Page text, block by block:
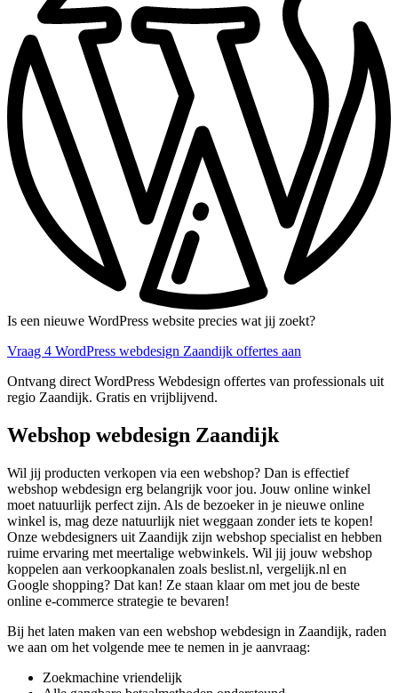
Is een nieuwe WordPress website precies wat jij zoekt?
Vraag 4 WordPress webdesign Zaandijk offertes aan
Ontvang direct WordPress Webdesign offertes van professionals uit
regio Zaandijk. Gratis en vrijblijvend.
Webshop webdesign Zaandijk
Wil jij producten verkopen via een webshop? Dan is effectief
webshop webdesign erg belangrijk voor jou. Jouw online winkel
moet natuurlijk perfect zijn. Als de bezoeker in je nieuwe online
winkel is, mag deze natuurlijk niet weggaan zonder iets te kopen!
Onze webdesigners uit Zaandijk zijn webshop specialist en hebben
ruime ervaring met meertalige webwinkels. Wil jij jouw webshop
koppelen aan verkoopkanalen zoals beslist.nl, vergelijk.nl en
Google shopping? Dat kan! Ze staan klaar om met jou de beste
online e-commerce strategie te bevaren!
Bij het laten maken van een webshop webdesign in Zaandijk, raden
we aan om het volgende mee te nemen in je aanvraag:
Zoekmachine vriendelijk